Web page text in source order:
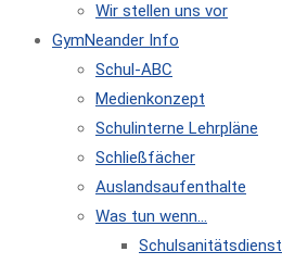
Wir stellen uns vor
GymNeander Info
Schul-ABC
Medienkonzept
Schulinterne Lehrpläne
Schließfächer
Auslandsaufenthalte
Was tun wenn…
Schulsanitätsdienst